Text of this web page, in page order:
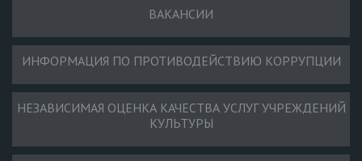
ВАКАНСИИ
ИНФОРМАЦИЯ ПО ПРОТИВОДЕЙСТВИЮ КОРРУПЦИИ
НЕЗАВИСИМАЯ ОЦЕНКА КАЧЕСТВА УСЛУГ УЧРЕЖДЕНИЙ
КУЛЬТУРЫ